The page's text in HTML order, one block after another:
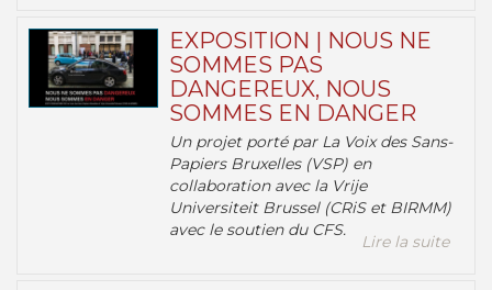
EXPOSITION | NOUS NE
SOMMES PAS
DANGEREUX, NOUS
SOMMES EN DANGER
Un projet porté par La Voix des Sans-
Papiers Bruxelles (VSP) en
collaboration avec la Vrije
Universiteit Brussel (CRiS et BIRMM)
avec le soutien du CFS.
Lire la suite